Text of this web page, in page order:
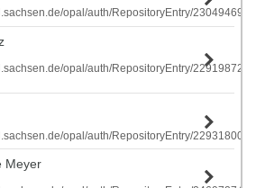
opal/auth/RepositoryEntry/
opal/auth/RepositoryEntry/
opal/auth/RepositoryEntry/
Meyer